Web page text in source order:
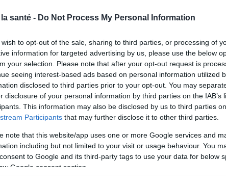
santé - Do Not Process My Personal Information
wish to opt-out of the sale, sharing to third parties, or processing of
information for targeted advertising by us, please use the below
your selection. Please note that after your opt-out request is
seeing interest-based ads based on personal information utilized
disclosed to third parties prior to your opt-out. You may
disclosure of your personal information by third parties on the IAB’s
This information may also be disclosed by us to third parties
Participants that may further disclose it to other third parties.
note that this website/app uses one or more Google services and
including but not limited to your visit or usage behaviour. You
to Google and its third-party tags to use your data for below
Google consent section.
pour le cœur